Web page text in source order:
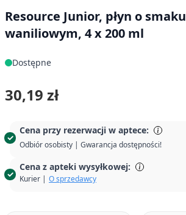
Resource Junior, płyn o smaku
waniliowym, 4 x 200 ml
Dostępne
Cena przy rezerwacji w aptece:
Odbiór osobisty | Gwarancja dostępności!
Cena z apteki wysyłkowej:
Kurier | O sprzedawcy
30,19 zł